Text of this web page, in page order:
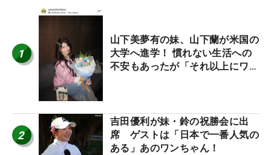
1
山下美夢有の妹、山下蘭が米国の
大学へ進学！ 慣れない生活への
不安もあったが「それ以上にワク
2
吉田優利が妹・鈴の祝勝会に出
席 ゲストは「日本で一番人気の
ある」あのワンちゃん！